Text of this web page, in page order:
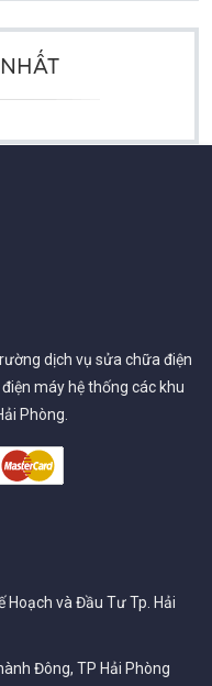
dịch vụ sửa chữa điện
máy hệ thống các khu
Phòng.
Hoạch và Đầu Tư Tp. Hải
Đông, TP Hải Phòng